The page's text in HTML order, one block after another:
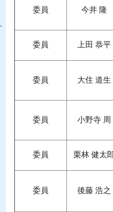
委員 今井 隆
委員 上田 恭平
委員 大住 道生
委員 小野寺 周
委員 栗林 健太
委員 後藤 浩之